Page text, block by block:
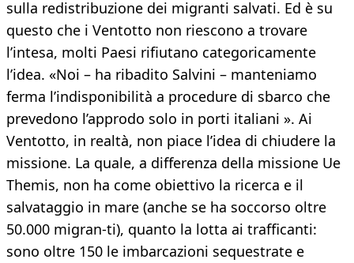
sulla redistribuzione dei migranti salvati. Ed è su
questo che i Ventotto non riescono a trovare
l’intesa, molti Paesi rifiutano categoricamente
l’idea. «Noi – ha ribadito Salvini – manteniamo
ferma l’indisponibilità a procedure di sbarco che
prevedono l’approdo solo in porti italiani ». Ai
Ventotto, in realtà, non piace l’idea di chiudere la
missione. La quale, a differenza della missione Ue
Themis, non ha come obiettivo la ricerca e il
salvataggio in mare (anche se ha soccorso oltre
50.000 migran-ti), quanto la lotta ai trafficanti:
sono oltre 150 le imbarcazioni sequestrate e